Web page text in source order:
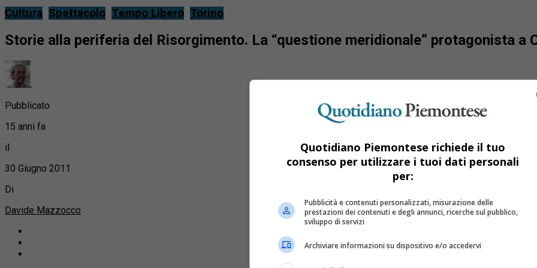
Cultura Spettacolo Tempo Libero Torino
Storie alla periferia del Risorgimento. La “questione meridionale” protagonista a
Pubblicato
15 anni fa
il
30 Giugno 2011
Di
Davide Mazzocco
Quotidiano Piemontese richiede il tuo
consenso per utilizzare i tuoi dati personali
per:
Pubblicità e contenuti personalizzati, misurazione delle
prestazioni dei contenuti e degli annunci, ricerche sul pubblico,
sviluppo di servizi
Archiviare informazioni su dispositivo e/o accedervi